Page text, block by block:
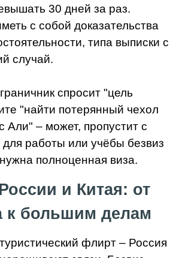
30 дней за раз.
с собой доказательства
типа выписки с
случай.
спросит "цель
"найти потерянный чехол
Али" – может, пропустит с
работы или учёбы безвиз
полноценная виза.
и Китая: от
к большим делам
флирт – Россия